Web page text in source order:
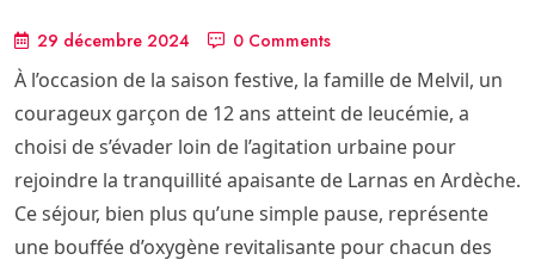
29 décembre 2024 0 Comments
À l’occasion de la saison festive, la famille de Melvil, un
courageux garçon de 12 ans atteint de leucémie, a
choisi de s’évader loin de l’agitation urbaine pour
rejoindre la tranquillité apaisante de Larnas en Ardèche.
Ce séjour, bien plus qu’une simple pause, représente
une bouffée d’oxygène revitalisante pour chacun des